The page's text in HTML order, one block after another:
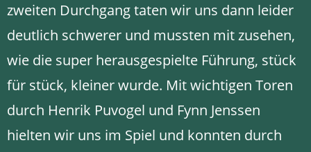
zweiten Durchgang taten wir uns dann leider
deutlich schwerer und mussten mit zusehen,
wie die super herausgespielte Führung, stück
für stück, kleiner wurde. Mit wichtigen Toren
durch Henrik Puvogel und Fynn Jenssen
hielten wir uns im Spiel und konnten durch